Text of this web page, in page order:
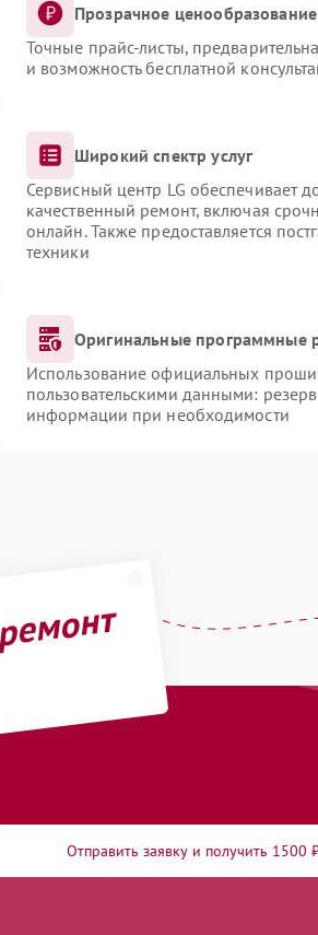
Прозрачное
Точные прайс-листы,
и возможность бесплатной
Широкий спектр услуг
Сервисный центр LG обеспечивает
качественный ремонт, включая
онлайн. Также предоставляется
техники
Оригинальные программные
Использование официальных
пользовательскими данными:
информации при необходимости
Отправить заявку и получить 1500